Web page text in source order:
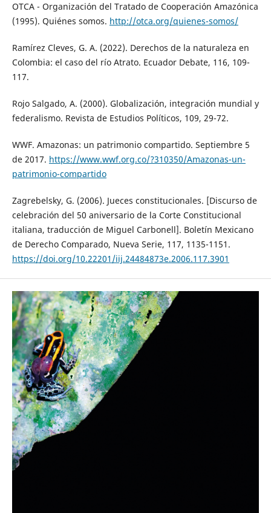
OTCA - Organización del Tratado de Cooperación Amazónica
(1995). Quiénes somos. http://otca.org/quienes-somos/
Ramírez Cleves, G. A. (2022). Derechos de la naturaleza en
Colombia: el caso del río Atrato. Ecuador Debate, 116, 109-
117.
Rojo Salgado, A. (2000). Globalización, integración mundial y
federalismo. Revista de Estudios Políticos, 109, 29-72.
WWF. Amazonas: un patrimonio compartido. Septiembre 5
de 2017. https://www.wwf.org.co/?310350/Amazonas-un-
patrimonio-compartido
Zagrebelsky, G. (2006). Jueces constitucionales. [Discurso de
celebración del 50 aniversario de la Corte Constitucional
italiana, traducción de Miguel Carbonell]. Boletín Mexicano
de Derecho Comparado, Nueva Serie, 117, 1135-1151.
https://doi.org/10.22201/iij.24484873e.2006.117.3901